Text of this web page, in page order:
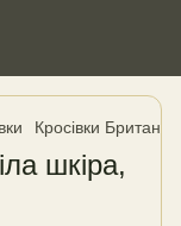
Кросівки
шкіра,